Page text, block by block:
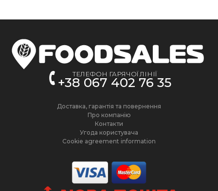
ТЕЛЕФОН ГАРЯЧОЇ ЛІНІЇ
+38 067 402 76 35
Доставка, гарантія та повернення
Про компанію
Контакти
Угода користувача
Cookie agreement information